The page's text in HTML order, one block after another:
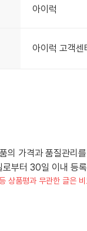
아이럭
아이럭 고객
의 가격과 품질관리
부터 30일 이내 등
상품평과 무관한 글은